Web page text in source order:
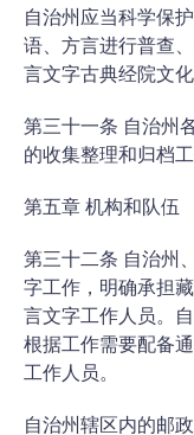
自治州应当科学保
语、方言进行普查
言文字古典经院文
第三十一条 自治州
的收集整理和归档工
第五章 机构和队伍
第三十二条 自治州
字工作，明确承担
言文字工作人员。
根据工作需要配备
工作人员。
自治州辖区内的邮